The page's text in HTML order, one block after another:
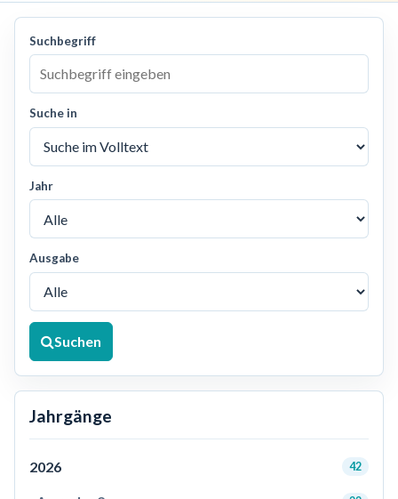
Suchbegriff
Suche in
Jahr
Ausgabe
Suchen
Jahrgänge
2026 42